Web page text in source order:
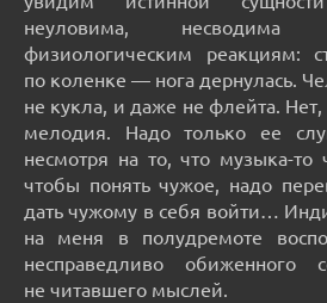
неуловима,
физиологическим реакциям:
по коленке — нога дернулась.
не кукла, и даже не флейта. Нет,
мелодия. Надо только ее
несмотря на то, что музыка-то
чтобы понять чужое, надо
дать чужому в себя войти…
на меня в полудремоте
несправедливо обиженного
не читавшего мыслей.